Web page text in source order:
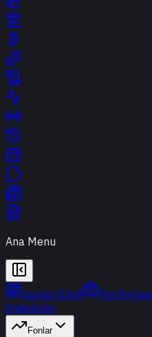
Ana Menu
Günün Özeti Portföyüm
Endeksler
Fonlar